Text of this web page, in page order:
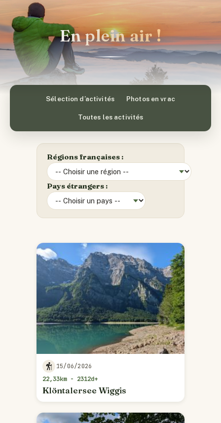
En plein air !
Sélection d’activités Photos en vrac
Toutes les activités
Régions françaises :
Pays étrangers :
15/06/2026
22,33km - 2312d+
Klöntalersee Wiggis